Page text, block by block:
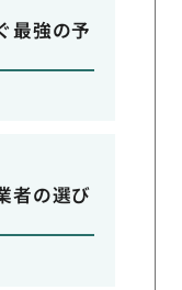
最強の予
者の選び